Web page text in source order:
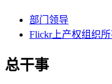
部门领导
Flickr上产权组织
总干事